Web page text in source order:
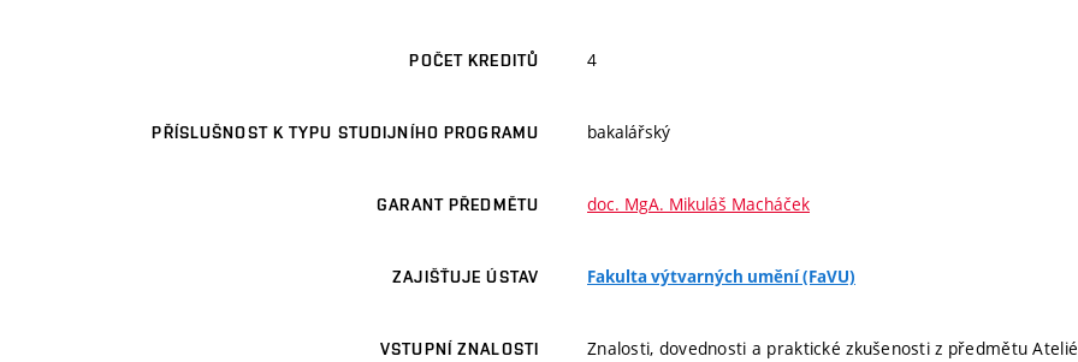
POČET KREDITŮ 4
PŘÍSLUŠNOST K TYPU STUDIJNÍHO PROGRAMU bakalářský
GARANT PŘEDMĚTU doc. MgA. Mikuláš Macháček
ZAJIŠŤUJE ÚSTAV Fakulta výtvarných umění (FaVU)
VSTUPNÍ ZNALOSTI Znalosti, dovednosti a praktické zkušenosti z předmětu